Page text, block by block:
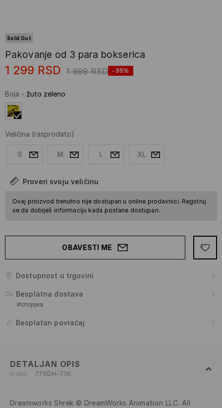
Sold Out
Pakovanje od 3 para bokserica
1 299 RSD 1 999 RSD -35%
Boja - žuto zeleno
Veličina (rasprodato)
S M L XL
Proveri svoju veličinu
Ovaj proizvod trenutno nije dostupan u online prodavnici. Regstruj
se da dobiješ informaciju kada postane dostupan.
OBAVESTI ME
Dostupnost u trgovini
Besplatna dostava
Испорука
Besplatan povraćaj
DETALJAN OPIS
Index 770DH-71X
Dreamworks Shrek © DreamWorks Animation LLC. All